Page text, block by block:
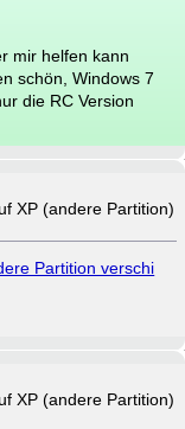
mir helfen kann
schön, Windows 7
die RC Version
XP (andere Partition)
Partition verschi
XP (andere Partition)